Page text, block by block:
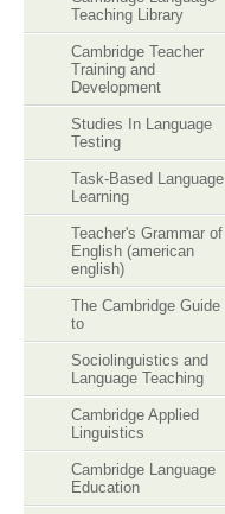
Teaching Library
Cambridge Teacher
Training and
Development
Studies In Language
Testing
Task-Based Language
Learning
Teacher's Grammar of
English (american
english)
The Cambridge Guide
to
Sociolinguistics and
Language Teaching
Cambridge Applied
Linguistics
Cambridge Language
Education